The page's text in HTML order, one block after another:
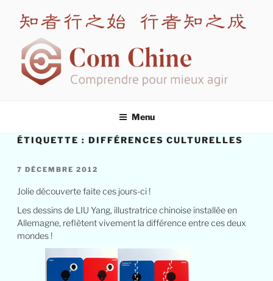
contenu
principal
Menu
ÉTIQUETTE : DIFFÉRENCES CULTURELLES
PUBLIÉ
7 DÉCEMBRE 2012
Jolie découverte faite ces jours-ci !
Les dessins de LIU Yang, illustratrice chinoise installée en
Allemagne, reflètent vivement la différence entre ces deux
mondes !